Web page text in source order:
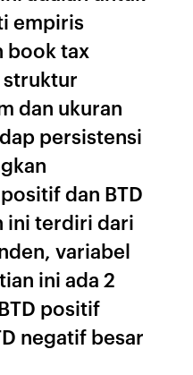
empiris
book tax
struktur
dan ukuran
persistensi
dan BTD
ini terdiri dari
variabel
ini ada 2
positif
negatif besar